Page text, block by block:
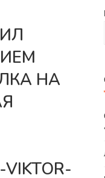
НА
VIKTOR-